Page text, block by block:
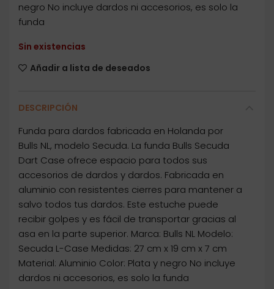
negro No incluye dardos ni accesorios, es solo la
funda
Sin existencias
Añadir a lista de deseados
DESCRIPCIÓN
Funda para dardos fabricada en Holanda por
Bulls NL, modelo Secuda. La funda Bulls Secuda
Dart Case ofrece espacio para todos sus
accesorios de dardos y dardos. Fabricada en
aluminio con resistentes cierres para mantener a
salvo todos tus dardos. Este estuche puede
recibir golpes y es fácil de transportar gracias al
asa en la parte superior. Marca: Bulls NL Modelo:
Secuda L-Case Medidas: 27 cm x 19 cm x 7 cm
Material: Aluminio Color: Plata y negro No incluye
dardos ni accesorios, es solo la funda